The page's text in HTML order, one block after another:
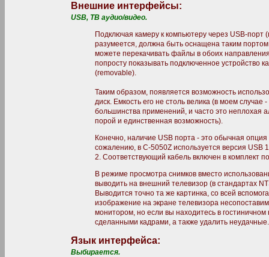
Внешние интерфейсы:
USB, ТВ аудио/видео.
Подключая камеру к компьютеру через USB-порт
разумеется, должна быть оснащена таким
можете перекачивать файлы в обоих
попросту показывать подключенное устройство
(removable).
Таким образом, появляется возможность
диск. Емкость его не столь велика (в моем
большинства применений, и часто это неплохая
порой и единственная возможность).
Конечно, наличие USB порта - это обычная
сожалению, в C-5050Z используется версия USB
2. Соответствующий кабель включен в комплект
В режиме просмотра снимков вместо
выводить на внешний телевизор (в стандартах
Выводится точно та же картинка, со всей
изображение на экране телевизора
монитором, но если вы находитесь в
сделанными кадрами, а также удалить неудачные.
Язык интерфейса:
Выбирается.